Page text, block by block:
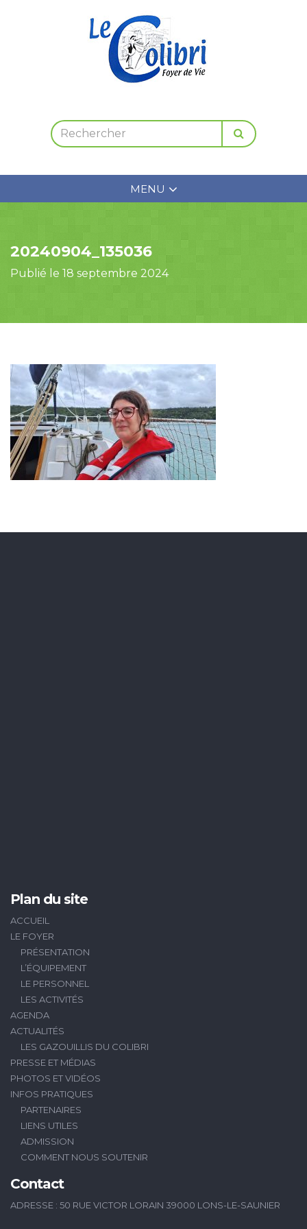
MENU
20240904_135036
Publié le 18 septembre 2024
Plan du site
ACCUEIL
LE FOYER
PRÉSENTATION
L’ÉQUIPEMENT
LE PERSONNEL
LES ACTIVITÉS
AGENDA
ACTUALITÉS
LES GAZOUILLIS DU COLIBRI
PRESSE ET MÉDIAS
PHOTOS ET VIDÉOS
INFOS PRATIQUES
PARTENAIRES
LIENS UTILES
ADMISSION
COMMENT NOUS SOUTENIR
Contact
ADRESSE : 50 RUE VICTOR LORAIN 39000 LONS-LE-SAUNIER